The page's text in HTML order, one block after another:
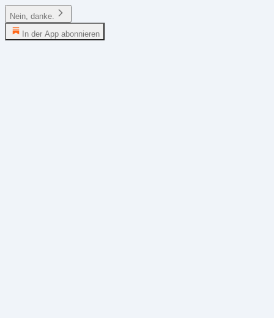
Nein, danke.
In der App abonnieren